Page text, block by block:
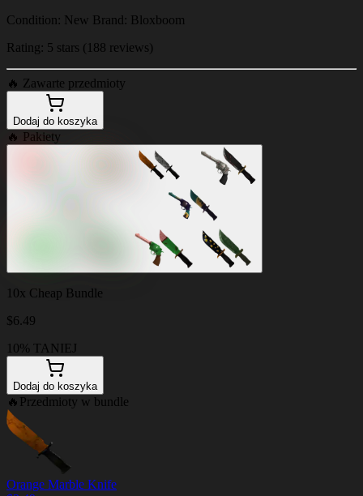
Condition: New Brand: Bloxboom
Rating: 5 stars (188 reviews)
🔥 Zawarte przedmioty
Dodaj do koszyka
🔥 Pakiety
10x Cheap Bundle
$6.49
10% TANIEJ
Dodaj do koszyka
🔥 Przedmioty w bundle
Orange Marble Knife